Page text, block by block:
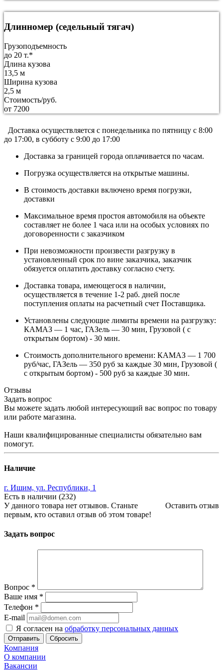
Длинномер (седельный тягач)
Грузоподъемность
до 20 т.*
Длина кузова
13,5 м
Ширина кузова
2,5 м
Стоимость/руб.
от 7200
Доставка осуществляется c понедельника по пятницу с 8:00
до 17:00, в субботу с 9:00 до 17:00
Доставка за границей города оплачивается по часам.
Погрузка осуществляется на открытые машины.
В стоимость доставки включено время погрузки,
доставки
Максимальное время простоя автомобиля на объекте
составляет не более 1 часа или на особых условиях по
договоренности с заказчиком
При невозможности произвести разгрузку в
установленный срок по вине заказчика, заказчик
обязуется оплатить доставку согласно счету.
Доставка товара, имеющегося в наличии,
осуществляется в течение 1-2 раб. дней после
поступления оплаты на расчетный счет Поставщика.
Установлены следующие лимиты времени на разгрузку:
КАМАЗ — 1 час, ГАЗель — 30 мин, Грузовой ( с
открытым бортом) - 30 мин.
Стоимость дополнительного времени: КАМАЗ — 1 700
руб/час, ГАЗель — 350 руб за каждые 30 мин, Грузовой (
с открытым бортом) - 500 руб за каждые 30 мин.
Отзывы
Задать вопрос
Вы можете задать любой интересующий вас вопрос по товару
или работе магазина.
Наши квалифицированные специалисты обязательно вам
помогут.
Наличие
г. Ишим, ул. Республики, 1
Есть в наличии (232)
Оставить отзыв
У данного товара нет отзывов. Станьте
первым, кто оставил отзыв об этом товаре!
Задать вопрос
Вопрос *
Ваше имя *
Телефон *
E-mail
Я согласен на обработку персональных данных
Сбросить
Компания
О компании
Вакансии